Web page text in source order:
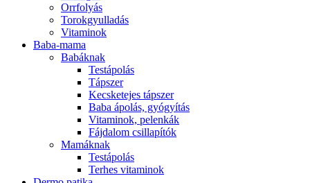
Orrfolyás
Torokgyulladás
Vitaminok
Baba-mama
Babáknak
Testápolás
Tápszer
Kecsketejes tápszer
Baba ápolás, gyógyítás
Vitaminok, pelenkák
Fájdalom csillapítók
Mamáknak
Testápolás
Terhes vitaminok